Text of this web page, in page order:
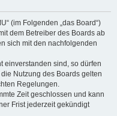
(im Folgenden „das Board“)
dem Betreiber des Boards ab
sich mit den nachfolgenden
einverstanden sind, so dürfen
Nutzung des Boards gelten
Regelungen.
Zeit geschlossen und kann
Frist jederzeit gekündigt